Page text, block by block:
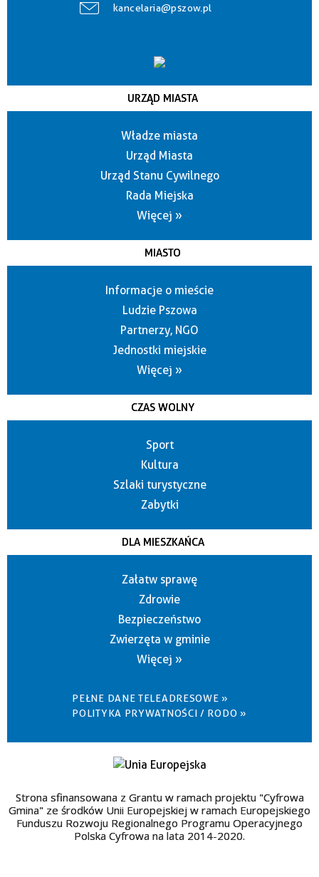
kancelaria@pszow.pl
URZĄD MIASTA
Władze miasta
Urząd Miasta
Urząd Stanu Cywilnego
Rada Miejska
Więcej »
MIASTO
Informacje o mieście
Ludzie Pszowa
Partnerzy, NGO
Jednostki miejskie
Więcej »
CZAS WOLNY
Sport
Kultura
Szlaki turystyczne
Zabytki
DLA MIESZKAŃCA
Załatw sprawę
Zdrowie
Bezpieczeństwo
Zwierzęta w gminie
Więcej »
PEŁNE DANE TELEADRESOWE »
POLITYKA PRYWATNOŚCI / RODO »
Strona sfinansowana z Grantu w ramach projektu "Cyfrowa
Gmina" ze środków Unii Europejskiej w ramach Europejskiego
Funduszu Rozwoju Regionalnego Programu Operacyjnego
Polska Cyfrowa na lata 2014-2020.